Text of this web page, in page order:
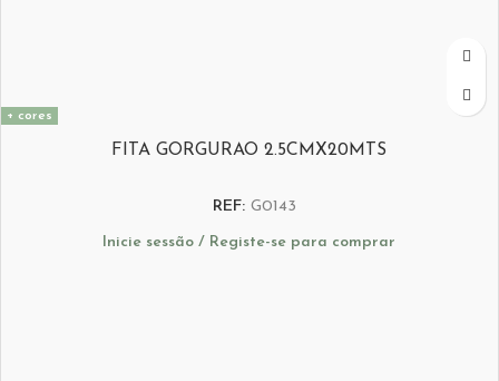
+ cores
FITA GORGURAO 2.5CMX20MTS
REF: G0143
Inicie sessão / Registe-se para comprar